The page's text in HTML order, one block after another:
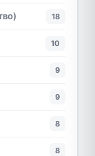
18
10
9
9
8
8